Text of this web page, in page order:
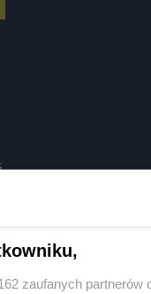
zaufanych partnerów